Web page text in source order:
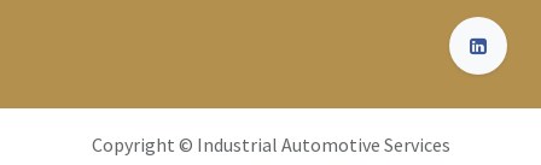
Copyright © Industrial Automotive Services